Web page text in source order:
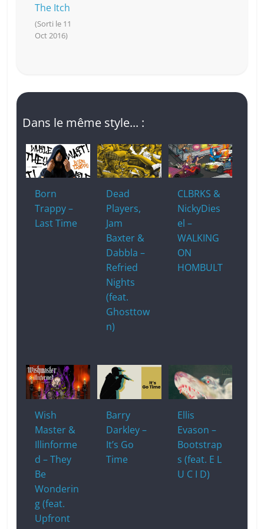
The Itch
(Sorti le 11
Oct 2016)
Dans le même style... :
Born
Trappy –
Last Time
Dead
Players,
Jam
Baxter &
Dabbla –
Refried
Nights
(feat.
Ghosttow
n)
CLBRKS &
NickyDies
el –
WALKING
ON
HOMBULT
Wish
Master &
Illinforme
d – They
Be
Wonderin
g (feat.
Upfront
Barry
Darkley –
It’s Go
Time
Ellis
Evason –
Bootstrap
s (feat. E L
U C I D)